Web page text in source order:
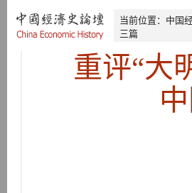
当前位置： 中国
三篇
重评“